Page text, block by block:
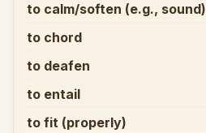
to calm/soften (e.g., sound)
to chord
to deafen
to entail
to fit (properly)